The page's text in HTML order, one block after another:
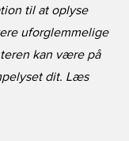
til at oplyse
uforglemmelige
kan være på
dit. Læs